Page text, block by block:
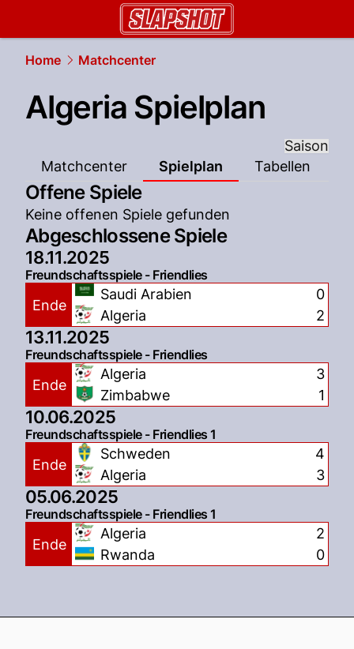
Home Matchcenter
Algeria Spielplan
Saison
Matchcenter
Spielplan Tabellen
Offene Spiele
Keine offenen Spiele gefunden
Abgeschlossene Spiele
18.11.2025
Freundschaftsspiele - Friendlies
Ende
Saudi Arabien
Algeria
0
2
13.11.2025
Freundschaftsspiele - Friendlies
Ende
Algeria
Zimbabwe
3
1
10.06.2025
Freundschaftsspiele - Friendlies 1
Ende
Schweden
Algeria
4
3
05.06.2025
Freundschaftsspiele - Friendlies 1
Ende
Algeria
Rwanda
2
0